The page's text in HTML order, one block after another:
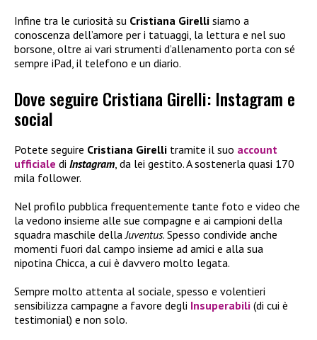
Infine tra le curiosità su Cristiana Girelli siamo a
conoscenza dell’amore per i tatuaggi, la lettura e nel suo
borsone, oltre ai vari strumenti d’allenamento porta con sé
sempre iPad, il telefono e un diario.
Dove seguire Cristiana Girelli: Instagram e
social
Potete seguire Cristiana Girelli tramite il suo account
ufficiale di Instagram, da lei gestito. A sostenerla quasi 170
mila follower.
Nel profilo pubblica frequentemente tante foto e video che
la vedono insieme alle sue compagne e ai campioni della
squadra maschile dellaJuventus. Spesso condivide anche
momenti fuori dal campo insieme ad amici e alla sua
nipotina Chicca, a cui è davvero molto legata.
Sempre molto attenta al sociale, spesso e volentieri
sensibilizza campagne a favore degli Insuperabili (di cui è
testimonial) e non solo.